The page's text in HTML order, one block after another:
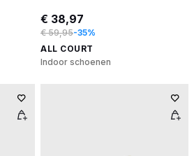
€ 38,97
€ 59,95-35%
ALL COURT
Indoor schoenen